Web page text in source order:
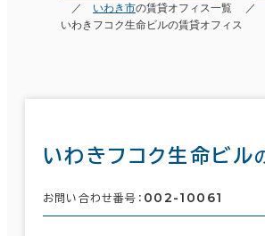
いわき市の賃貸オフィス一覧
いわきフコク生命ビルの賃貸オフィス
いわきフコク生命ビル
お問い合わせ番号： 002-10061